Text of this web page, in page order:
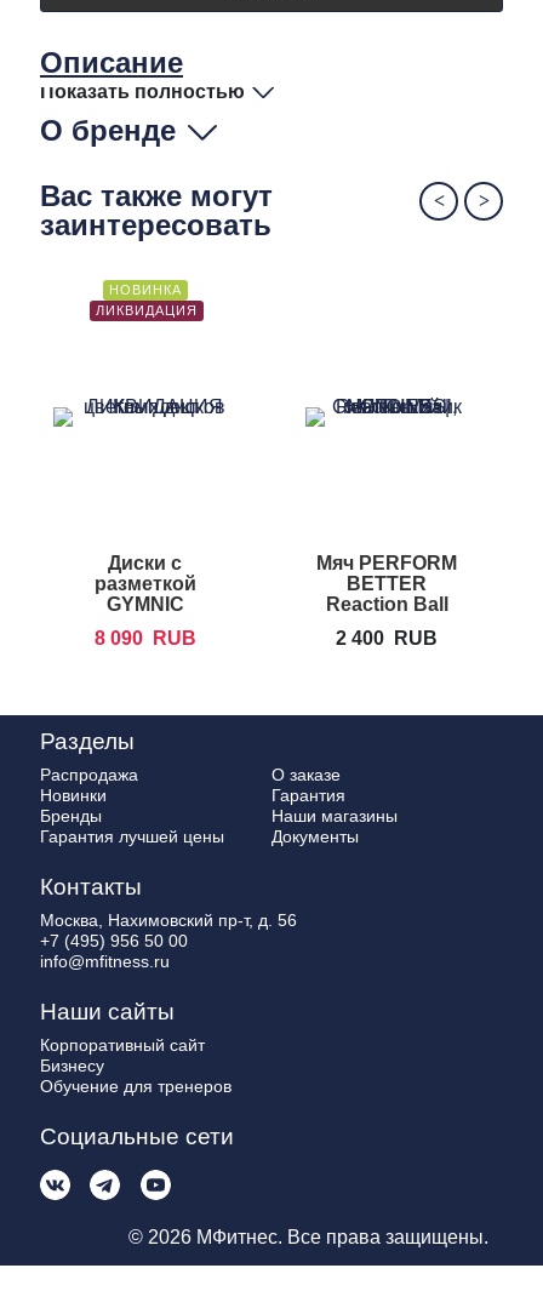
Описание
Показать полностью
О бренде
Вас также могут
заинтересовать
НОВИНКА
ЛИКВИДАЦИЯ
Диски с
разметкой
GYMNIC
8 090 RUB
Мяч PERFORM
BETTER
Reaction Ball
2 400
RUB
Разделы
Распродажа
Новинки
Бренды
Гарантия лучшей цены
О заказе
Гарантия
Наши магазины
Документы
Контакты
Москва, Нахимовский пр-т, д. 56
+7 (495) 956 50 00
info@mfitness.ru
Наши сайты
Корпоративный сайт
Бизнесу
Обучение для тренеров
Социальные сети
© 2026 МФитнес. Все права защищены.